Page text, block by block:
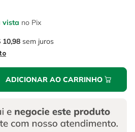
vista no Pix
10,98 sem juros
ADICIONAR AO CARRINHO